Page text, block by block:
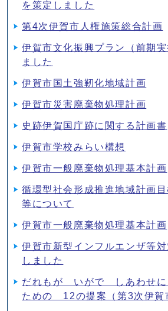
を策定しました
第4次伊賀市人権施策総合計画
伊賀市文化振興プラン（前期
ました
伊賀市国土強靭化地域計画
伊賀市災害廃棄物処理計画
史跡伊賀国庁跡に関する計画書
伊賀市学校みらい構想
伊賀市一般廃棄物処理基本計画
循環型社会形成推進地域計画
等について
伊賀市一般廃棄物処理基本計画
伊賀市新型インフルエンザ等
しました
だれもが いがで しあわせ
ための 12の提案（第3次伊賀